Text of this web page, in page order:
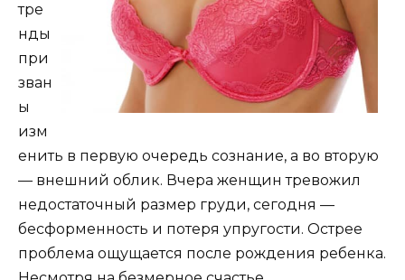
тре
нды
при
зван
ы
изм
енить в первую очередь сознание, а во вторую
— внешний облик. Вчера женщин тревожил
недостаточный размер груди, сегодня —
бесформенность и потеря упругости. Острее
проблема ощущается после рождения ребенка.